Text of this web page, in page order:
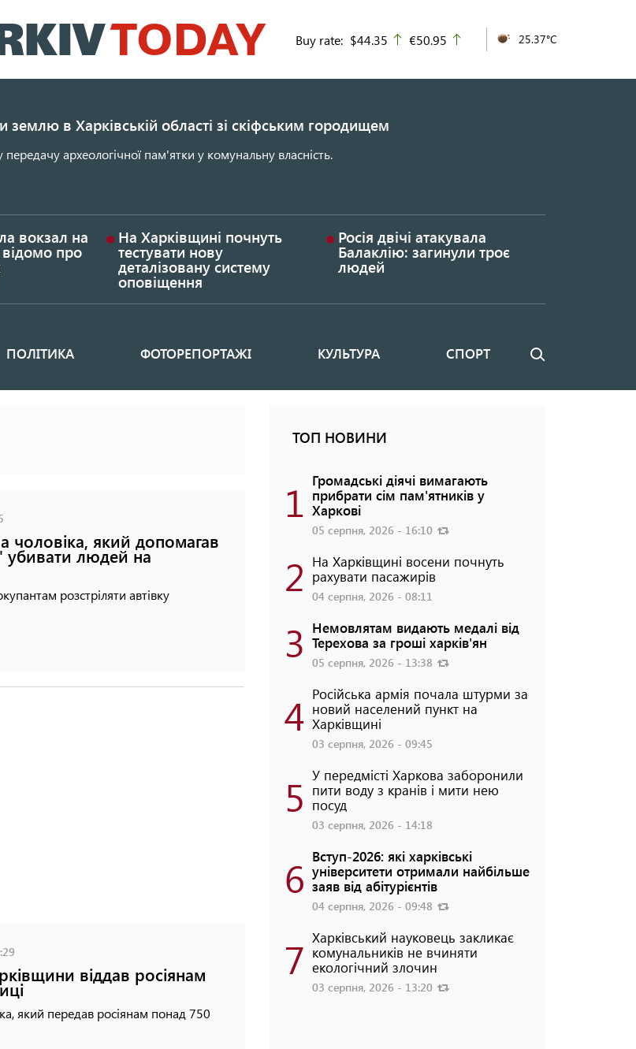
до
основного
Buy rate: $44.35 up
€50.95 25.37°C
в Харківській області зі скіфським городищем
археологічної пам'ятки у комунальну власність.
вокзал на
про
На Харківщині почнуть
тестувати нову
деталізовану систему
оповіщення
Росія двічі атакувала
Балаклію: загинули троє
людей
ПОЛІТИКА ФОТОРЕПОРТАЖІ КУЛЬТУРА СПОРТ Пошук
чоловіка, який допомагав
убивати людей на
розстріляти автівку
віддав росіянам
який передав росіянам понад 750
ТОП НОВИНИ
1 Громадські діячі вимагають
прибрати сім пам'ятників у
Харкові
05 серпня, 2026 - 16:10
2 На Харківщині восени почнуть
рахувати пасажирів
04 серпня, 2026 - 08:11
3 Немовлятам видають медалі від
Терехова за гроші харків'ян
05 серпня, 2026 - 13:38
4 Російська армія почала штурми за
новий населений пункт на
Харківщині
03 серпня, 2026 - 09:45
5 У передмісті Харкова заборонили
пити воду з кранів і мити нею
посуд
03 серпня, 2026 - 14:18
6 Вступ-2026: які харківські
університети отримали найбільше
заяв від абітурієнтів
04 серпня, 2026 - 09:48
7 Харківський науковець закликає
комунальників не вчиняти
екологічний злочин
03 серпня, 2026 - 13:20